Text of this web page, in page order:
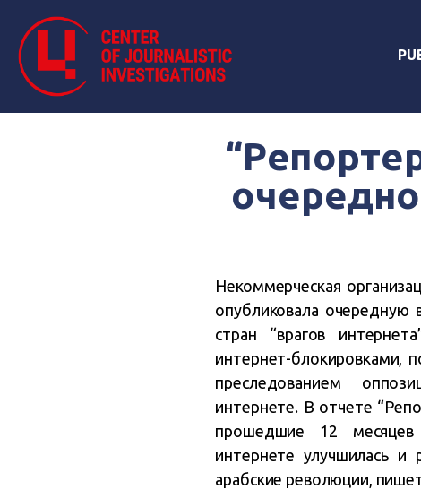
Некоммерческая
опубликовала очередную
стран “врагов
интернет-блокировками,
преследованием
интернете. В отчете
прошедшие 12
интернете улучшилась
арабские революции,